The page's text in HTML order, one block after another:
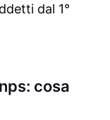
dal 1°
cosa